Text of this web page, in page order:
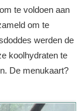
te voldoen aan
om te
werden de
koolhydraten te
De menukaart?